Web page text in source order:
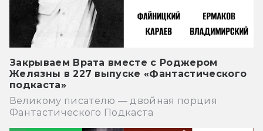
Закрываем Врата вместе с Роджером
Желязны в 227 выпуске «Фантастического
подкаста»
Великому писателю — двойная порция
Фантастического Подкаста